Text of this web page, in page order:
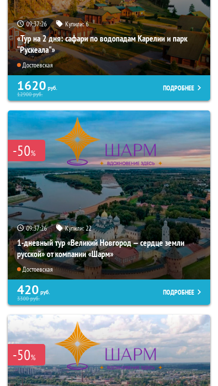
09:37:24 Купили:6
«Тур на 2 дня: сафари по водопадам Карелии и парк
“Рускеала"»
Достоевская
1620 руб.
12900руб.
ПОДРОБНЕЕ
-50%
09:37:24 Купили:22
1-дневный тур «Великий Новгород — сердце земли
русской» от компании «Шарм»
Достоевская
420 руб.
3300руб.
ПОДРОБНЕЕ
-50%